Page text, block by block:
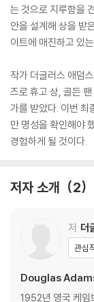
는 것으로 지루함을
안을 설계해 상을 받
이트에 매진하고 있
작가 더글러스 애덤
즈로 휴고 상, 골든
가를 받았다. 이번 최
만 명성을 확인해야
경험하게 될 것이다.
저자 소개 2
저 더
관심
Douglas
1952년 영국 케임